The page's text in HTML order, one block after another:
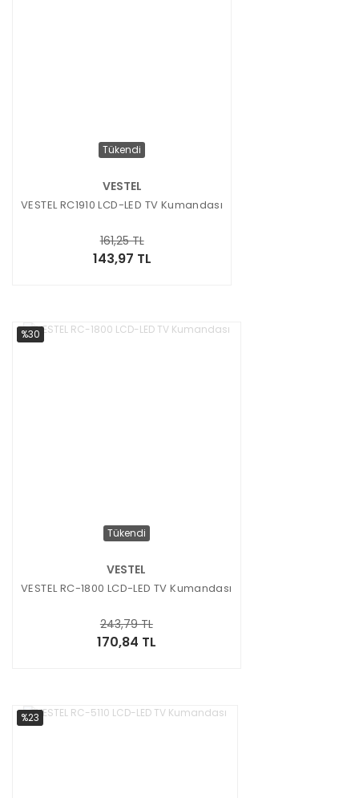
Tükendi
VESTEL
VESTEL RC1910 LCD-LED TV Kumandası
143,97 TL
161,25 TL
%30
Tükendi
VESTEL
VESTEL RC-1800 LCD-LED TV Kumandası
170,84 TL
243,79 TL
%23